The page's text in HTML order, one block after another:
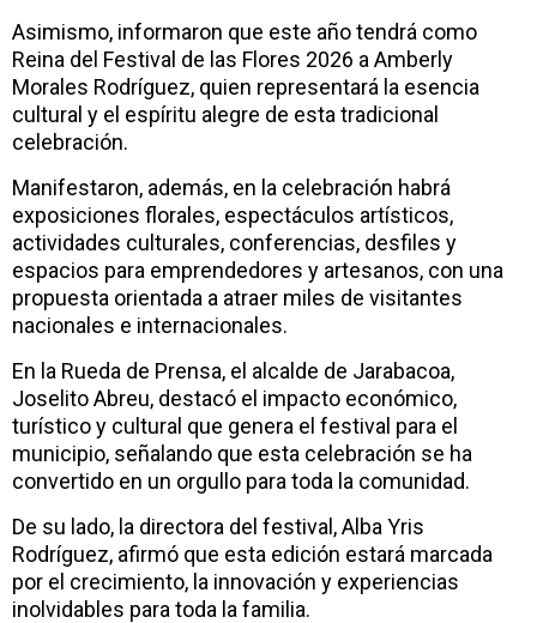
Asimismo, informaron que este año tendrá como
Reina del Festival de las Flores 2026 a Amberly
Morales Rodríguez, quien representará la esencia
cultural y el espíritu alegre de esta tradicional
celebración.
Manifestaron, además, en la celebración habrá
exposiciones florales, espectáculos artísticos,
actividades culturales, conferencias, desfiles y
espacios para emprendedores y artesanos, con una
propuesta orientada a atraer miles de visitantes
nacionales e internacionales.
En la Rueda de Prensa, el alcalde de Jarabacoa,
Joselito Abreu, destacó el impacto económico,
turístico y cultural que genera el festival para el
municipio, señalando que esta celebración se ha
convertido en un orgullo para toda la comunidad.
De su lado, la directora del festival, Alba Yris
Rodríguez, afirmó que esta edición estará marcada
por el crecimiento, la innovación y experiencias
inolvidables para toda la familia.